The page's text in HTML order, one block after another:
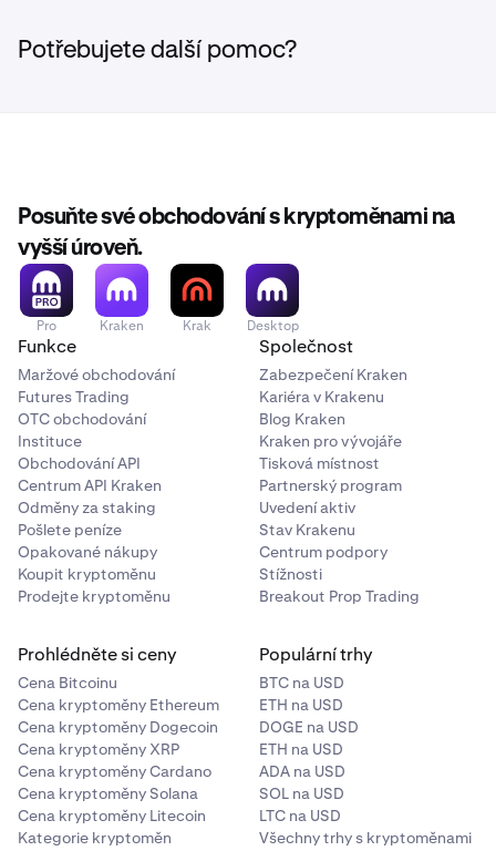
Potřebujete další pomoc?
Posuňte své obchodování s kryptoměnami na
vyšší úroveň.
Pro Kraken Krak Desktop
Funkce
Maržové obchodování
Futures Trading
OTC obchodování
Instituce
Obchodování API
Centrum API Kraken
Odměny za staking
Pošlete peníze
Opakované nákupy
Koupit kryptoměnu
Prodejte kryptoměnu
Společnost
Zabezpečení Kraken
Kariéra v Krakenu
Blog Kraken
Kraken pro vývojáře
Tisková místnost
Partnerský program
Uvedení aktiv
Stav Krakenu
Centrum podpory
Stížnosti
Breakout Prop Trading
Prohlédněte si ceny
Cena Bitcoinu
Cena kryptoměny Ethereum
Cena kryptoměny Dogecoin
Cena kryptoměny XRP
Cena kryptoměny Cardano
Cena kryptoměny Solana
Cena kryptoměny Litecoin
Kategorie kryptoměn
Populární trhy
BTC na USD
ETH na USD
DOGE na USD
ETH na USD
ADA na USD
SOL na USD
LTC na USD
Všechny trhy s kryptoměnami